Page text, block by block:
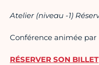
Atelier (niveau -1)
Conférence animée par
RÉSERVER SON BILLET